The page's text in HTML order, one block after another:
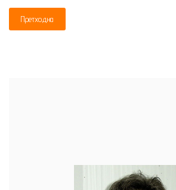
Претходна